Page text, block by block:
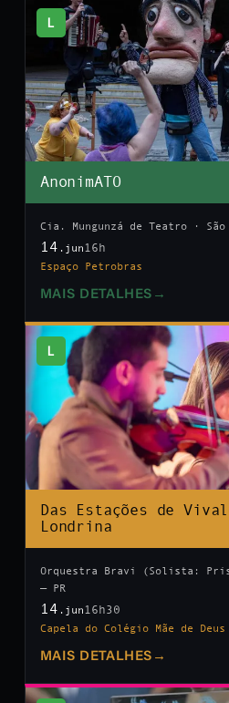
L
AnonimATO
Cia. Mungunzá de Teatro · São
14 .jun 16h
Espaço Petrobras
MAIS DETALHES →
L
Das Estações de
Londrina
Orquestra Bravi (Solista:
— PR
14 .jun 16h30
Capela do Colégio Mãe de Deus
MAIS DETALHES →